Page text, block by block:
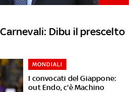
Dibu il prescelto
I convocati del Giappone:
out Endo, c'è Machino
MONDIALI